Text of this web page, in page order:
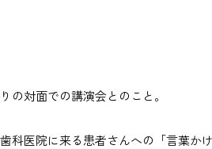
の対面での講演会とのこと。
科医院に来る患者さんへの「言葉か